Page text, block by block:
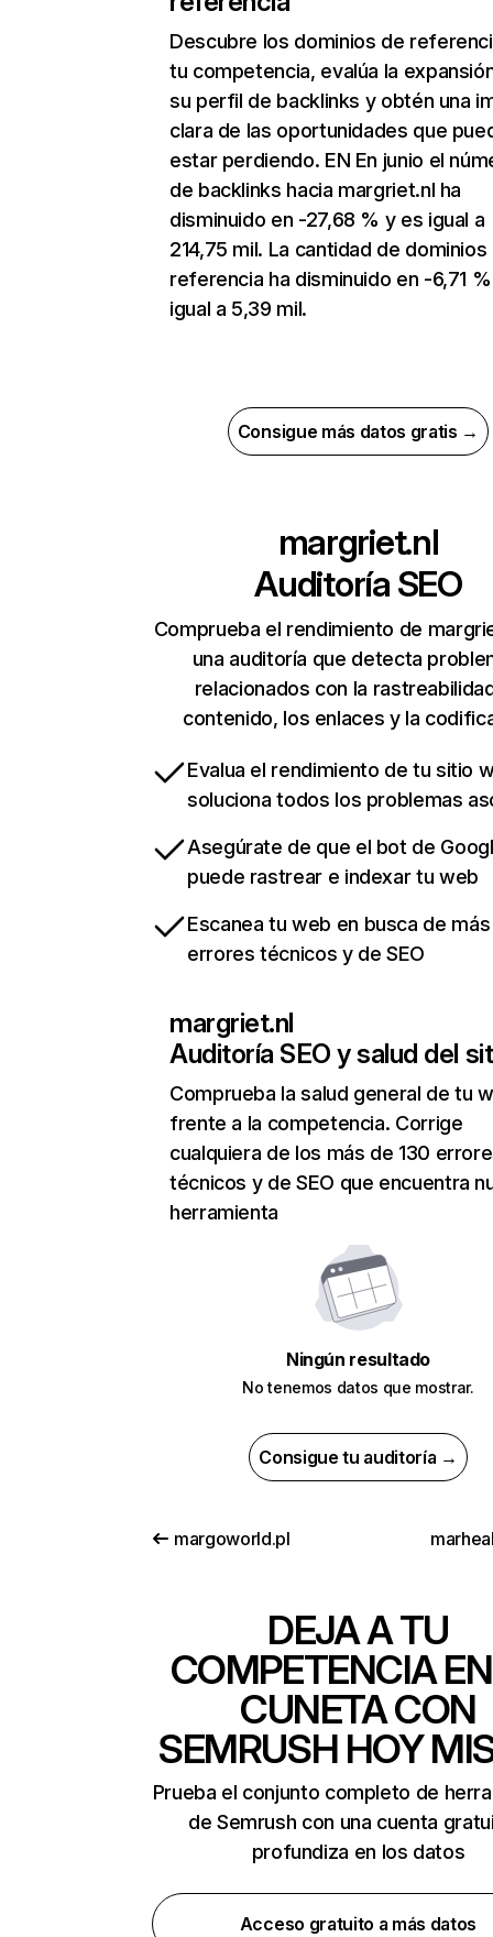
Descubre los dominios de
tu competencia, evalúa la
su perfil de backlinks y obtén una
clara de las oportunidades que
estar perdiendo. EN En junio el
de backlinks hacia margriet.nl ha
disminuido en -27,68 % y es igual a
214,75 mil. La cantidad de dominios
referencia ha disminuido en -6,71
igual a 5,39 mil.
Consigue más datos gratis →
margriet.nl
Auditoría SEO
Comprueba el rendimiento de
una auditoría que detecta
relacionados con la
contenido, los enlaces y la
Evalua el rendimiento de tu sitio
soluciona todos los problemas
Asegúrate de que el bot de
puede rastrear e indexar tu web
Escanea tu web en busca de
errores técnicos y de SEO
margriet.nl
Auditoría SEO y salud del
Comprueba la salud general de tu
frente a la competencia. Corrige
cualquiera de los más de 130
técnicos y de SEO que encuentra
herramienta
Ningún resultado
No tenemos datos que mostrar.
Consigue tu auditoría →
margoworld.pl
DEJA A TU
COMPETENCIA
CUNETA CON
SEMRUSH HOY
Prueba el conjunto completo de
de Semrush con una cuenta
profundiza en los datos
Acceso gratuito a más datos